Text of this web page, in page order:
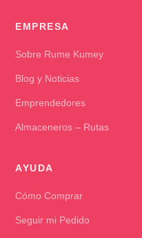
EMPRESA
Sobre Rume Kumey
Blog y Noticias
Emprendedores
Almaceneros – Rutas
AYUDA
Cómo Comprar
Seguir mi Pedido